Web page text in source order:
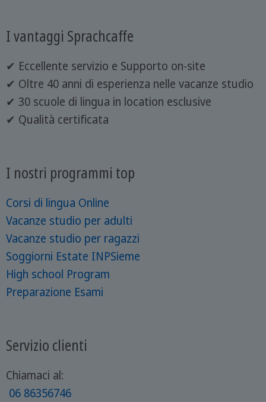
I vantaggi Sprachcaffe
✔ Eccellente servizio e Supporto on-site
✔ Oltre 40 anni di esperienza nelle vacanze studio
✔ 30 scuole di lingua in location esclusive
✔ Qualità certificata
I nostri programmi top
Corsi di lingua Online
Vacanze studio per adulti
Vacanze studio per ragazzi
Soggiorni Estate INPSieme
High school Program
Preparazione Esami
Servizio clienti
Chiamaci al:
06 86356746